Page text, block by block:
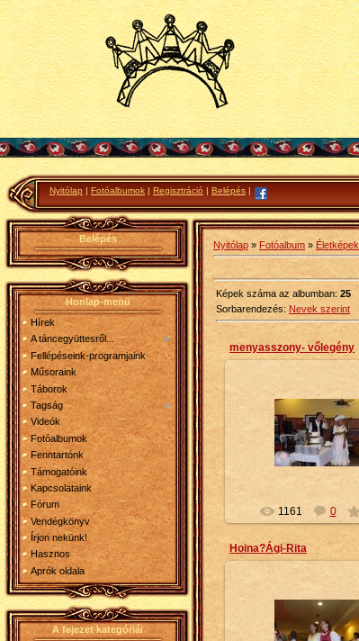
Nyitólap | Fotóalbumok | Regisztráció | Belépés |
Belépés
Honlap-menü
Hírek
A táncegyüttesről...
Fellépéseink-programjaink
Műsoraink
Táborok
Tagság
Videók
Fotóalbumok
Fenntartónk
Támogatóink
Kapcsolataink
Fórum
Vendégkönyv
Írjon nekünk!
Hasznos
Aprók oldala
A fejezet kategóriái
Nyitólap » Fotóalbum » Életképek
Képek száma az albumban: 25
Sorbarendezés: Nevek szerint
menyasszony- vőlegény
2010-02-16
Petty
1161 0
Hoina?Ági-Rita
2010-02-16